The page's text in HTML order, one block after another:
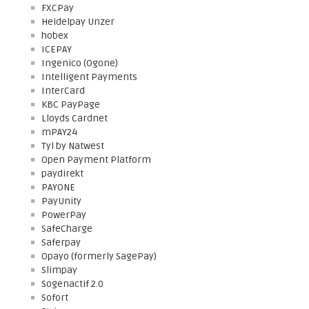
FXCPay
Heidelpay Unzer
hobex
ICEPAY
Ingenico (Ogone)
Intelligent Payments
InterCard
KBC PayPage
Lloyds Cardnet
mPAY24
Tyl by Natwest
Open Payment Platform
paydirekt
PAYONE
PayUnity
PowerPay
SafeCharge
Saferpay
Opayo (formerly SagePay)
Slimpay
Sogenactif 2.0
Sofort